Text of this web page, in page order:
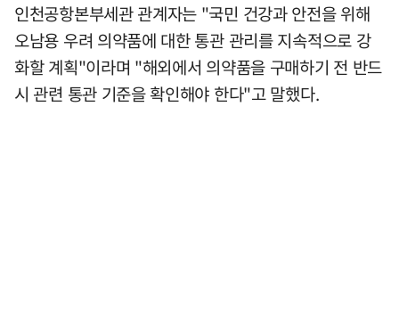
인천공항본부세관 관계자는 "국민 건강과 안전을 위해
오남용 우려 의약품에 대한 통관 관리를 지속적으로 강
화할 계획"이라며 "해외에서 의약품을 구매하기 전 반드
시 관련 통관 기준을 확인해야 한다"고 말했다.